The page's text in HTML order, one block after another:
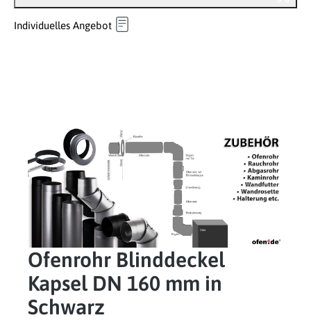
Individuelles Angebot
Ofenrohr Blinddeckel
Kapsel DN 160 mm in
Schwarz